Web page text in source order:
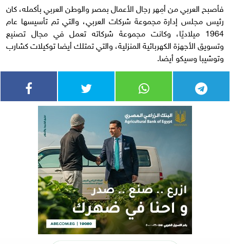
فأصبح العربي من أمِهر رجال الأعمال بمصر والوطن العربي بأكمله، كان
رئيس مجلس إدارة مجموعة شركات العربي، والتي تم تأسيسها عام
1964 ميلاديًا، وكانت مجموعة شركاته تعمل في مجال تصنيع
وتسويق الأجهزة الكهربائية المنزلية، والتي تمتلك أيضا توكيلات كشارب
وتوشيبا وسيكو أيضا.